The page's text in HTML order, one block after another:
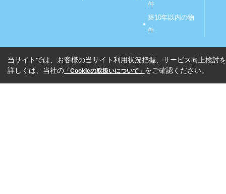
件
築10年以内の物
件
当サイトでは、お客様の当サイト利用状況把握、サービス向上検討
詳しくは、当社の 「Cookieの取扱いについて」 をご確認ください。